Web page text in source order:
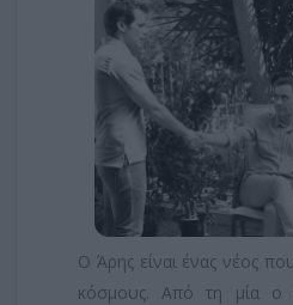
Ο Άρης είναι ένας νέος
κόσμους. Από τη μία ο